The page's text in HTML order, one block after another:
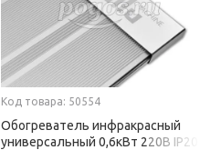
Код товара: 50554
Обогреватель инфракрасный
универсальный 0,6кВт 220В IP20